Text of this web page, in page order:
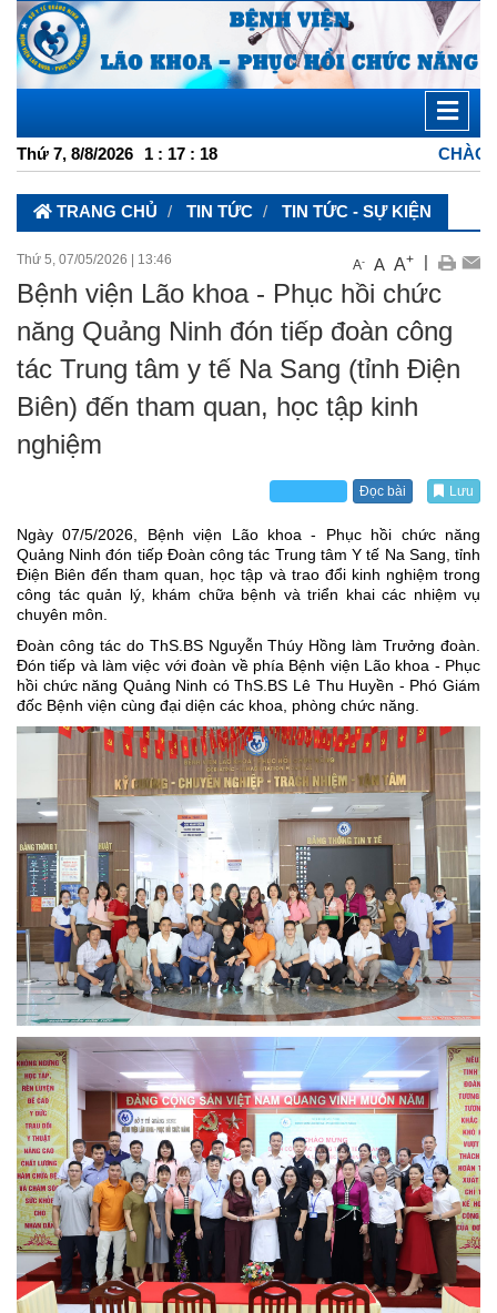
Thứ 7, 8/8/2026 1 : 17 : 19 CHÀO MỪNG BẠN ĐẾN
TRANG CHỦ TIN TỨC TIN TỨC - SỰ KIỆN
Thứ 5, 07/05/2026 13:46 A- A A+ |
Bệnh viện Lão khoa - Phục hồi chức
năng Quảng Ninh đón tiếp đoàn công
tác Trung tâm y tế Na Sang (tỉnh Điện
Biên) đến tham quan, học tập kinh
nghiệm
Đọc bài Lưu
Ngày 07/5/2026, Bệnh viện Lão khoa - Phục hồi chức năng
Quảng Ninh đón tiếp Đoàn công tác Trung tâm Y tế Na Sang, tỉnh
Điện Biên đến tham quan, học tập và trao đổi kinh nghiệm trong
công tác quản lý, khám chữa bệnh và triển khai các nhiệm vụ
chuyên môn.
Đoàn công tác do ThS.BS Nguyễn Thúy Hồng làm Trưởng đoàn.
Đón tiếp và làm việc với đoàn về phía Bệnh viện Lão khoa - Phục
hồi chức năng Quảng Ninh có ThS.BS Lê Thu Huyền - Phó Giám
đốc Bệnh viện cùng đại diện các khoa, phòng chức năng.